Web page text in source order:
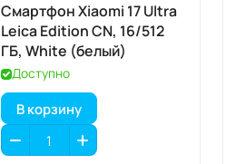
Смартфон Xiaomi 17 Ultra
Leica Edition CN, 16/512
ГБ, White (белый)
Доступно
В корзину